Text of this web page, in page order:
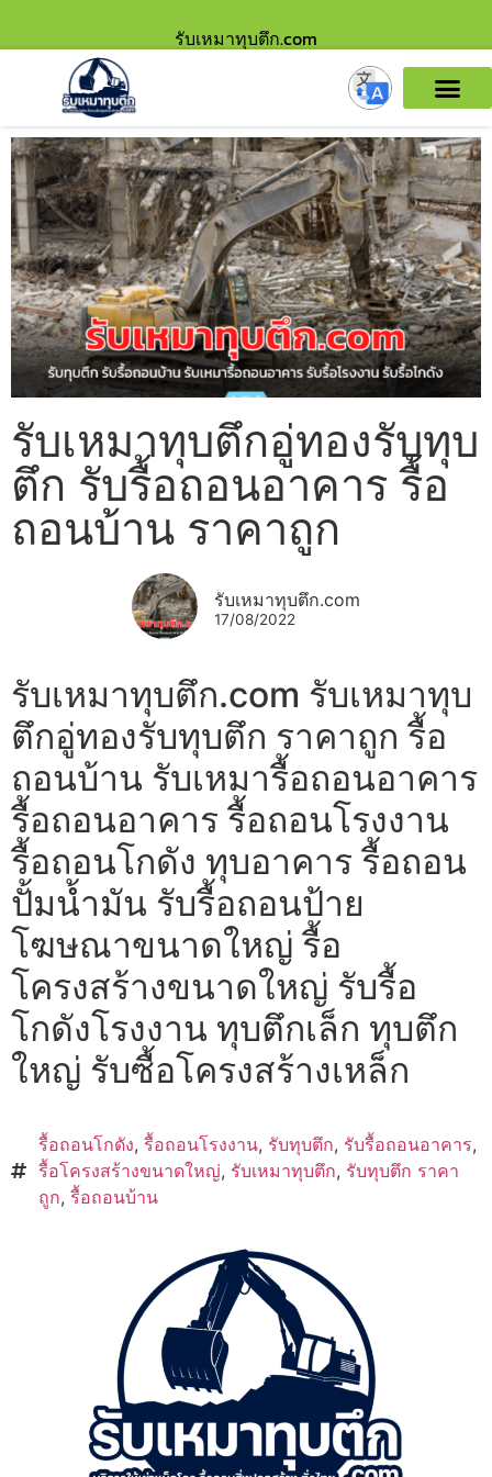
รับเหมาทุบตึก.com
รับเหมาทุบตึกอู่ทองรับทุบ
ตึก รับรื้อถอนอาคาร รื้อ
ถอนบ้าน ราคาถูก
รับเหมาทุบตึก.com
17/08/2022
รับเหมาทุบตึก.com รับเหมาทุบ
ตึกอู่ทองรับทุบตึก ราคาถูก รื้อ
ถอนบ้าน รับเหมารื้อถอนอาคาร
รื้อถอนอาคาร รื้อถอนโรงงาน
รื้อถอนโกดัง ทุบอาคาร รื้อถอน
ปั้มน้ำมัน รับรื้อถอนป้าย
โฆษณาขนาดใหญ่ รื้อ
โครงสร้างขนาดใหญ่ รับรื้อ
โกดังโรงงาน ทุบตึกเล็ก ทุบตึก
ใหญ่ รับซื้อโครงสร้างเหล็ก
รื้อถอนโกดัง, รื้อถอนโรงงาน, รับทุบตึก, รับรื้อถอนอาคาร,
รื้อโครงสร้างขนาดใหญ่, รับเหมาทุบตึก, รับทุบตึก ราคา
ถูก, รื้อถอนบ้าน